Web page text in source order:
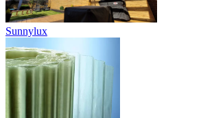
Sunnylux